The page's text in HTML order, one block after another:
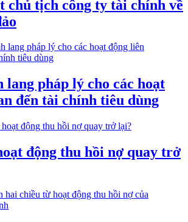
chủ tịch công ty tài chính về
lang pháp lý cho các hoạt
đến tài chính tiêu dùng
động thu hồi nợ quay trở